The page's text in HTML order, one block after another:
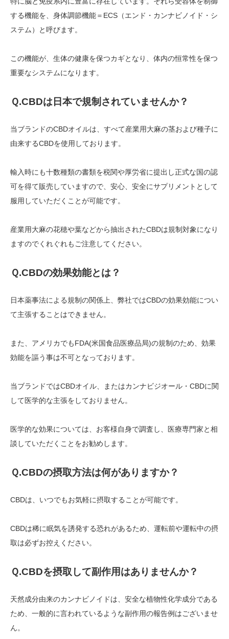
する機能を、身体調節機能＝ECS（エンド・カンナビノイド・シ
ステム）と呼びます。
この機能が、生体の健康を保つカギとなり、体内の恒常性を保つ
重要なシステムになります。
Ｑ.CBDは日本で規制されていませんか？
当ブランドのCBDオイルは、すべて産業用大麻の茎および種子に
由来するCBDを使用しております。
輸入時にも十数種類の書類を税関や厚労省に提出し正式な国の認
可を得て販売していますので、安心、安全にサプリメントとして
服用していただくことが可能です。
産業用大麻の花穂や葉などから抽出されたCBDは規制対象になり
ますのでくれぐれもご注意してください。
Ｑ.CBDの効果効能とは？
日本薬事法による規制の関係上、弊社ではCBDの効果効能につい
て主張することはできません。
また、アメリカでもFDA(米国食品医療品局)の規制のため、効果
効能を謳う事は不可となっております。
当ブランドではCBDオイル、またはカンナビジオール・CBDに関
して医学的な主張をしておりません。
医学的な効果については、お客様自身で調査し、医療専門家と相
談していただくことをお勧めします。
Ｑ.CBDの摂取方法は何がありますか？
CBDは、いつでもお気軽に摂取することが可能です。
CBDは稀に眠気を誘発する恐れがあるため、運転前や運転中の摂
取は必ずお控えください。
Ｑ.CBDを摂取して副作用はありませんか？
天然成分由来のカンナビノイドは、安全な植物性化学成分である
ため、一般的に言われているような副作用の報告例はございませ
ん。